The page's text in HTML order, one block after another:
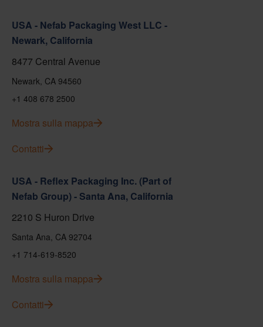
USA - Nefab Packaging West LLC -
Newark, California
8477 Central Avenue
Newark, CA 94560
+1 408 678 2500
Mostra sulla mappa
Contatti
USA - Reflex Packaging Inc. (Part of
Nefab Group) - Santa Ana, California
2210 S Huron Drive
Santa Ana, CA 92704
+1 714-619-8520
Mostra sulla mappa
Contatti